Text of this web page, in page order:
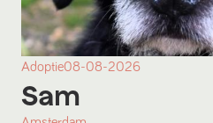
Adoptie08-08-2026
Sam